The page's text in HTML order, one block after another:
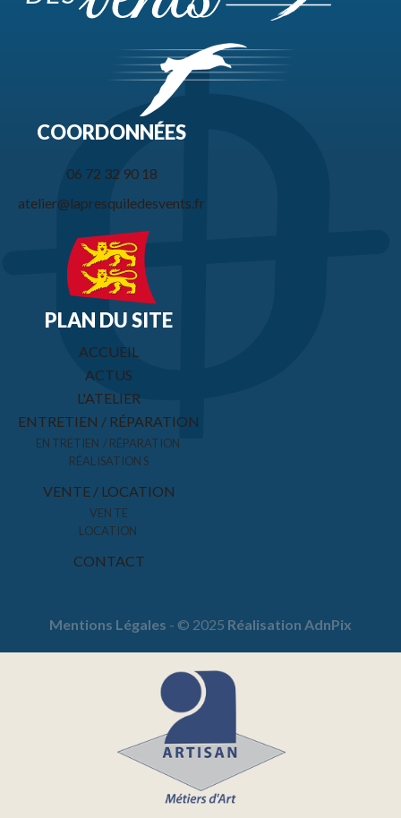
COORDONNÉES
06 72 32 90 18
atelier@lapresquiledesvents.fr
PLAN DU SITE
ACCUEIL
ACTUS
L'ATELIER
ENTRETIEN / RÉPARATION
ENTRETIEN / RÉPARATION
RÉALISATIONS
VENTE / LOCATION
VENTE
LOCATION
CONTACT
Mentions Légales - © 2025 Réalisation AdnPix